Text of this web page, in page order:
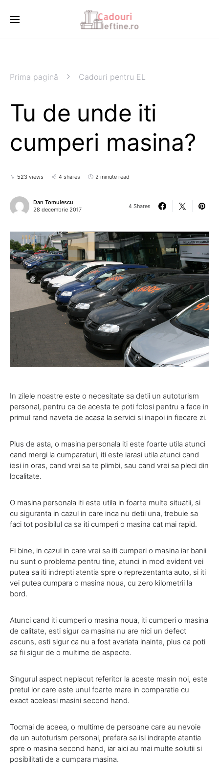
Prima pagină Cadouri pentru EL
Tu de unde iti
cumperi masina?
523 views 4 shares 2 minute read
Dan Tomulescu
28 decembrie 2017
4 Shares
In zilele noastre este o necesitate sa detii un autoturism
personal, pentru ca de acesta te poti folosi pentru a face in
primul rand naveta de acasa la servici si inapoi in fiecare zi.
Plus de asta, o masina personala iti este foarte utila atunci
cand mergi la cumparaturi, iti este iarasi utila atunci cand
iesi in oras, cand vrei sa te plimbi, sau cand vrei sa pleci din
localitate.
O masina personala iti este utila in foarte multe situatii, si
cu siguranta in cazul in care inca nu detii una, trebuie sa
faci tot posibilul ca sa iti cumperi o masina cat mai rapid.
Ei bine, in cazul in care vrei sa iti cumperi o masina iar banii
nu sunt o problema pentru tine, atunci in mod evident vei
putea sa iti indrepti atentia spre o reprezentanta auto, si iti
vei putea cumpara o masina noua, cu zero kilometrii la
bord.
Atunci cand iti cumperi o masina noua, iti cumperi o masina
de calitate, esti sigur ca masina nu are nici un defect
ascuns, esti sigur ca nu a fost avariata inainte, plus ca poti
sa fii sigur de o multime de aspecte.
Singurul aspect neplacut referitor la aceste masin noi, este
pretul lor care este unul foarte mare in comparatie cu
exact aceleasi masini second hand.
Tocmai de aceea, o multime de persoane care au nevoie
de un autoturism personal, prefera sa isi indrepte atentia
spre o masina second hand, iar aici au mai multe solutii si
posibilitati de a cumpara masina.